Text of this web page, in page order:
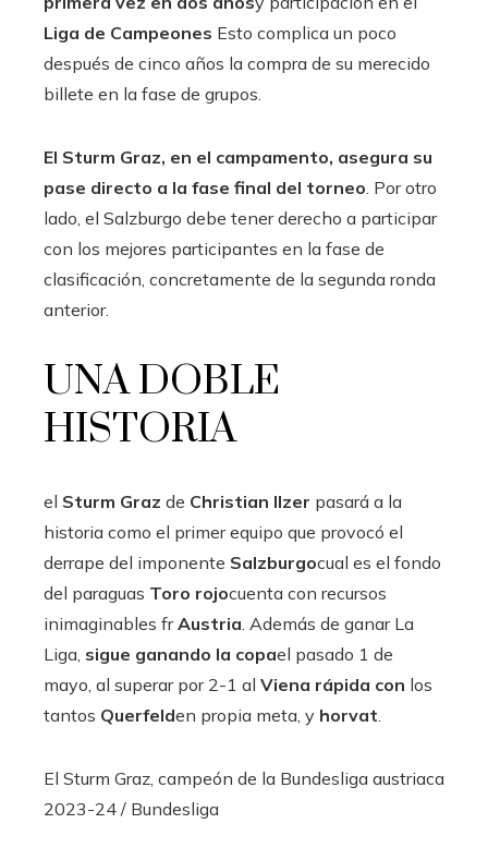
Liga de Campeones Esto complica un poco
después de cinco años la compra de su merecido
billete en la fase de grupos.
El Sturm Graz, en el campamento, asegura su
pase directo a la fase final del torneo. Por otro
lado, el Salzburgo debe tener derecho a participar
con los mejores participantes en la fase de
clasificación, concretamente de la segunda ronda
anterior.
UNA DOBLE
HISTORIA
el Sturm Graz de Christian Ilzer pasará a la
historia como el primer equipo que provocó el
derrape del imponente Salzburgocual es el fondo
del paraguas Toro rojocuenta con recursos
inimaginables frAustria. Además de ganar La
Liga, sigue ganando la copael pasado 1 de
mayo, al superar por 2-1 al Viena rápida con los
tantos Querfelden propia meta, y horvat.
El Sturm Graz, campeón de la Bundesliga austriaca
2023-24 / Bundesliga